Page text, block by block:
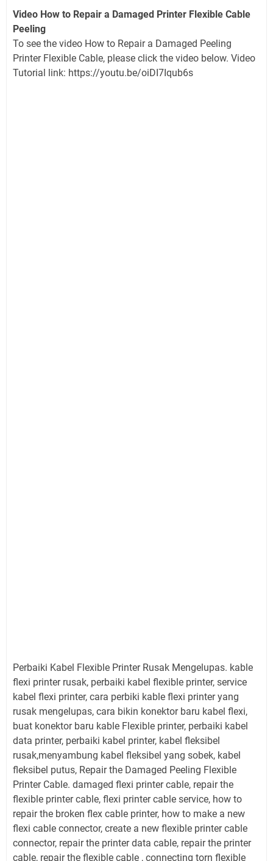
Video How to Repair a Damaged Printer Flexible Cable
Peeling
To see the video How to Repair a Damaged Peeling
Printer Flexible Cable, please click the video below. Video
Tutorial link: https://youtu.be/oiDI7Iqub6s
Perbaiki Kabel Flexible Printer Rusak Mengelupas. kable
flexi printer rusak, perbaiki kabel flexible printer, service
kabel flexi printer, cara perbiki kable flexi printer yang
rusak mengelupas, cara bikin konektor baru kabel flexi,
buat konektor baru kable Flexible printer, perbaiki kabel
data printer, perbaiki kabel printer, kabel fleksibel
rusak,menyambung kabel fleksibel yang sobek, kabel
fleksibel putus, Repair the Damaged Peeling Flexible
Printer Cable. damaged flexi printer cable, repair the
flexible printer cable, flexi printer cable service, how to
repair the broken flex cable printer, how to make a new
flexi cable connector, create a new flexible printer cable
connector, repair the printer data cable, repair the printer
cable, repair the flexible cable , connecting torn flexible